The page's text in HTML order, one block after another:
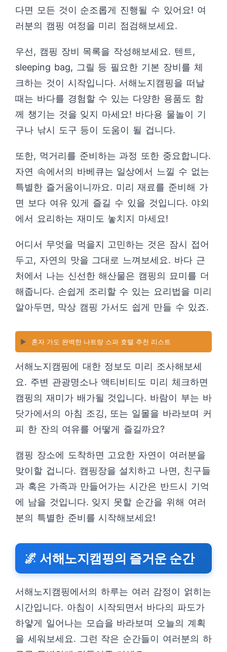
다면 모든 것이 순조롭게 진행될 수 있어요! 여
러분의 캠핑 여정을 미리 점검해보세요.
우선, 캠핑 장비 목록을 작성해보세요. 텐트,
sleeping bag, 그릴 등 필요한 기본 장비를 체
크하는 것이 시작입니다. 서해노지캠핑을 떠날
때는 바다를 경험할 수 있는 다양한 용품도 함
께 챙기는 것을 잊지 마세요! 바다용 물놀이 기
구나 낚시 도구 등이 도움이 될 겁니다.
또한, 먹거리를 준비하는 과정 또한 중요합니다.
자연 속에서의 바베큐는 일상에서 느낄 수 없는
특별한 즐거움이니까요. 미리 재료를 준비해 가
면 보다 여유 있게 즐길 수 있을 것입니다. 야외
에서 요리하는 재미도 놓치지 마세요!
어디서 무엇을 먹을지 고민하는 것은 잠시 접어
두고, 자연의 맛을 그대로 느껴보세요. 바다 근
처에서 나는 신선한 해산물은 캠핑의 묘미를 더
해줍니다. 손쉽게 조리할 수 있는 요리법을 미리
알아두면, 막상 캠핑 가서도 쉽게 만들 수 있죠.
▶️ 혼자 가도 완벽한 나트랑 스파 호텔 추천 리스트
서해노지캠핑에 대한 정보도 미리 조사해보세
요. 주변 관광명소나 액티비티도 미리 체크하면
캠핑의 재미가 배가될 것입니다. 바람이 부는 바
닷가에서의 아침 조깅, 또는 일몰을 바라보며 커
피 한 잔의 여유를 어떻게 즐길까요?
캠핑 장소에 도착하면 고요한 자연이 여러분을
맞이할 겁니다. 캠핑장을 설치하고 나면, 친구들
과 혹은 가족과 만들어가는 시간은 반드시 기억
에 남을 것입니다. 잊지 못할 순간을 위해 여러
분의 특별한 준비를 시작해보세요!
🌌 서해노지캠핑의 즐거운 순간
서해노지캠핑에서의 하루는 여러 감정이 얽히는
시간입니다. 아침이 시작되면서 바다의 파도가
하얗게 일어나는 모습을 바라보며 오늘의 계획
을 세워보세요. 그런 작은 순간들이 여러분의 하